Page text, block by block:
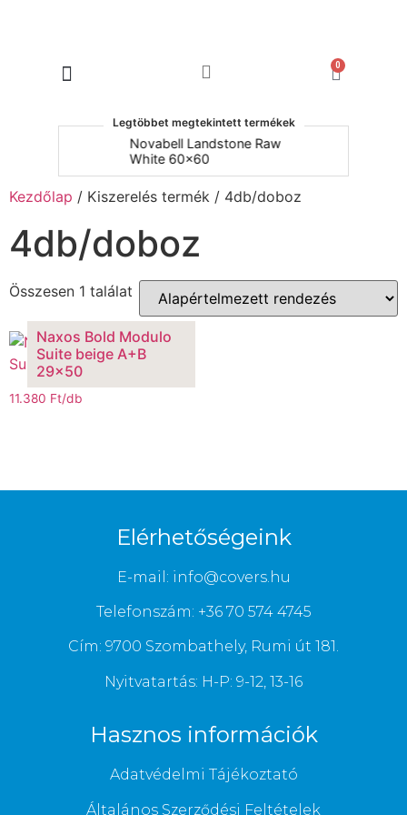
0
Legtöbbet megtekintett termékek
Novabell Landstone Raw
White 60x60
Kezdőlap / Kiszerelés termék / 4db/doboz
4db/doboz
Összesen 1 találat
Naxos Bold Modulo
Suite beige A+B
29×50
11.380 Ft/db
Elérhetőségeink
E-mail: info@covers.hu
Telefonszám: +36 70 574 4745
Cím: 9700 Szombathely, Rumi út 181.
Nyitvatartás: H-P: 9-12, 13-16
Hasznos információk
Adatvédelmi Tájékoztató
Általános Szerződési Feltételek